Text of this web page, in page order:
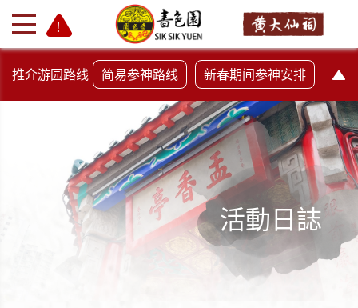
+
推介游园路线 简易参神路线 新春期间参神安排
活動日誌